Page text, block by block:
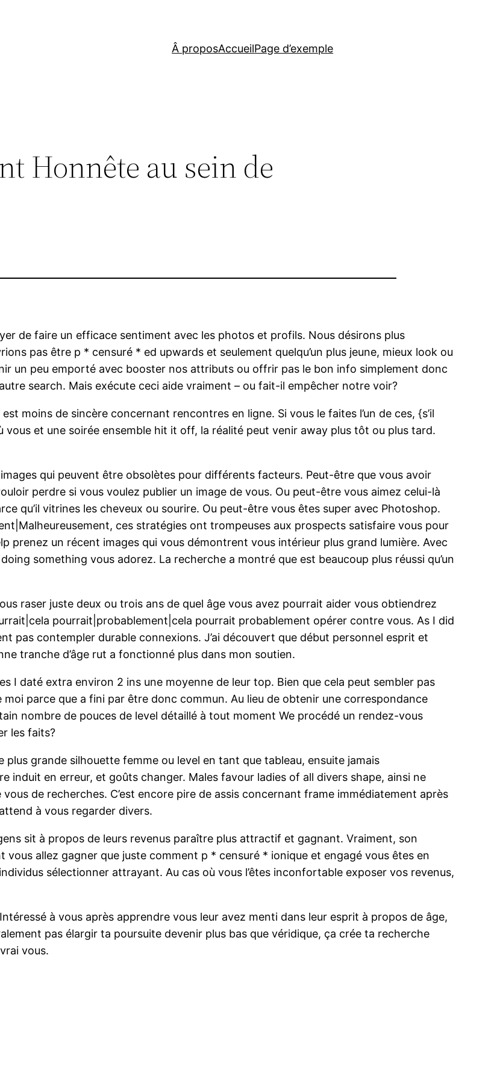
Â proposAccueilPage d’exemple
Honnête au sein de
de faire un efficace sentiment avec les photos et profils. Nous désirons plus
pas être p * censuré * ed upwards et seulement quelqu’un plus jeune, mieux look ou
un peu emporté avec booster nos attributs ou offrir pas le bon info simplement donc
search. Mais exécute ceci aide vraiment – ou fait-il empêcher notre voir?
moins de sincère concernant rencontres en ligne. Si vous le faites l’un de ces, {s’il
et une soirée ensemble hit it off, la réalité peut venir away plus tôt ou plus tard.
qui peuvent être obsolètes pour différents facteurs. Peut-être que vous avoir
perdre si vous voulez publier un image de vous. Ou peut-être vous aimez celui-là
qu’il vitrines les cheveux ou sourire. Ou peut-être vous êtes super avec Photoshop.
ces stratégies ont trompeuses aux prospects satisfaire vous pour
prenez un récent images qui vous démontrent vous intérieur plus grand lumière. Avec
something vous adorez. La recherche a montré que est beaucoup plus réussi qu’un
raser juste deux ou trois ans de quel âge vous avez pourrait aider vous obtiendrez
pourrait|probablement|cela pourrait probablement opérer contre vous. As I did
pas contempler durable connexions. J’ai découvert que début personnel esprit et
tranche d’âge rut a fonctionné plus dans mon soutien.
I daté extra environ 2 ins une moyenne de leur top. Bien que cela peut sembler pas
parce que a fini par être donc commun. Au lieu de obtenir une correspondance
nombre de pouces de level détaillé à tout moment We procédé un rendez-vous
les faits?
plus grande silhouette femme ou level en tant que tableau, ensuite jamais
induit en erreur, et goûts changer. Males favour ladies of all divers shape, ainsi ne
de recherches. C’est encore pire de assis concernant frame immédiatement après
à vous regarder divers.
sit à propos de leurs revenus paraître plus attractif et gagnant. Vraiment, son
allez gagner que juste comment p * censuré * ionique et engagé vous êtes en
sélectionner attrayant. Au cas où vous l’êtes inconfortable exposer vos revenus,
à vous après apprendre vous leur avez menti dans leur esprit à propos de âge,
pas élargir ta poursuite devenir plus bas que véridique, ça crée ta recherche
vous.